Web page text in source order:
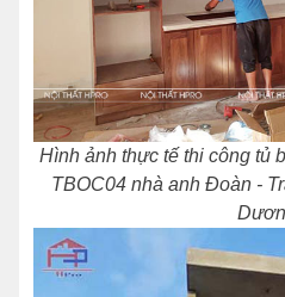
Hình ảnh thực tế thi công tủ
TBOC04 nhà anh Đoàn -